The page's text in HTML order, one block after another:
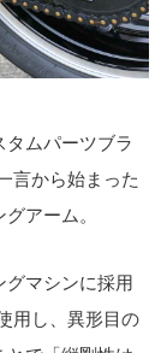
タムパーツブラ
言から始まった
アーム。
グマシンに採用
用し、異形目の